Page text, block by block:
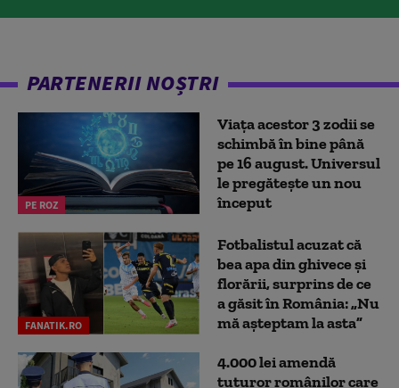
PARTENERII NOȘTRI
PE ROZ
Viața acestor 3 zodii se
schimbă în bine până
pe 16 august. Universul
le pregătește un nou
început
FANATIK.RO
Fotbalistul acuzat că
bea apa din ghivece și
florării, surprins de ce
a găsit în România: „Nu
mă așteptam la asta”
4.000 lei amendă
tuturor românilor care